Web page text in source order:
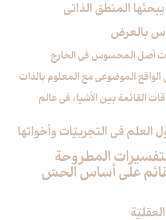
المنطق الذاتي
بالعرض
القائمة بين الأشياء في عالم
في التجربيّات وأخواتها
المطروحة
على أساس الحسّ